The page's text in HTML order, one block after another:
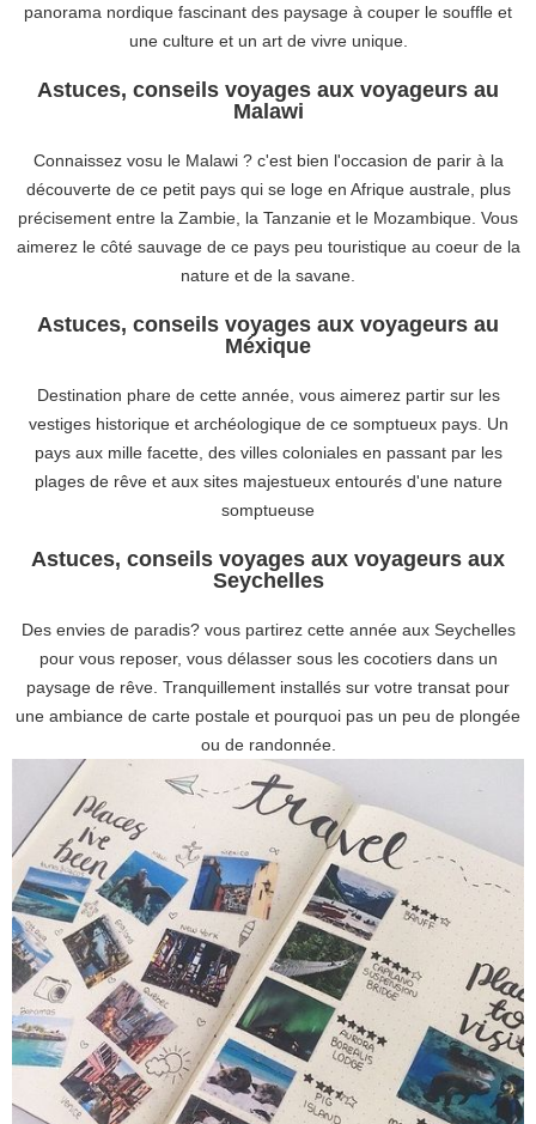
panorama nordique fascinant des paysage à couper le souffle et
une culture et un art de vivre unique.
Astuces, conseils voyages aux voyageurs au
Malawi
Connaissez vosu le Malawi ? c'est bien l'occasion de parir à la
découverte de ce petit pays qui se loge en Afrique australe, plus
précisement entre la Zambie, la Tanzanie et le Mozambique. Vous
aimerez le côté sauvage de ce pays peu touristique au coeur de la
nature et de la savane.
Astuces, conseils voyages aux voyageurs au
Méxique
Destination phare de cette année, vous aimerez partir sur les
vestiges historique et archéologique de ce somptueux pays. Un
pays aux mille facette, des villes coloniales en passant par les
plages de rêve et aux sites majestueux entourés d'une nature
somptueuse
Astuces, conseils voyages aux voyageurs aux
Seychelles
Des envies de paradis? vous partirez cette année aux Seychelles
pour vous reposer, vous délasser sous les cocotiers dans un
paysage de rêve. Tranquillement installés sur votre transat pour
une ambiance de carte postale et pourquoi pas un peu de plongée
ou de randonnée.